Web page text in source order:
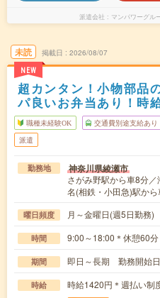
派遣会社 マンパワーグル
未読
NEW
掲載日 2026/08/07
超カンタン！小物部品
パ良いお弁当あり！時
職種未経験OK 交通費別途支給あり
派遣
勤務地 神奈川県綾瀬市
さがみ野駅から車8分
名(相鉄・小田急)駅か
曜日頻度 月～金曜日(週5日勤務)
時間 9:00～18:00＊休憩60
期間 即日～長期 勤務開始日
時給 時給1420円＊週払い制